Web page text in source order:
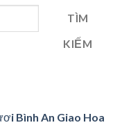
TÌM
KIẾM
Bình An Giao Hoa